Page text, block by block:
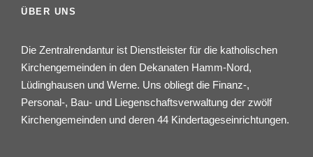
ÜBER UNS
Die Zentralrendantur ist Dienstleister für die katholischen
Kirchengemeinden in den Dekanaten Hamm-Nord,
Lüdinghausen und Werne. Uns obliegt die Finanz-,
Personal-, Bau- und Liegenschaftsverwaltung der zwölf
Kirchengemeinden und deren 44 Kindertageseinrichtungen.